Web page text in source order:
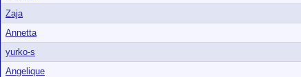
Zaja
Annetta
yurko-s
Angelique